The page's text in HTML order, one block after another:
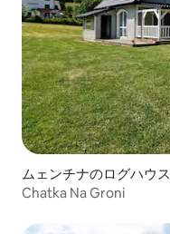
ムェンチナのログハウス
Chatka Na Groni